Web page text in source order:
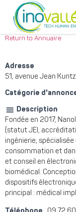
Return to Annuaire
Adresse
51, avenue Jean
Catégorie
Description
Fondée en 2017,
(statut JEI,
ingénierie,
consommation et
et conseil en
biomédical.
dispositifs
principal : médical